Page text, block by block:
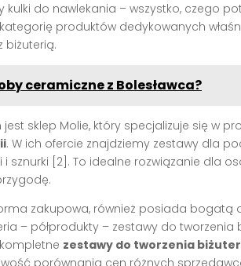
kulki do nawlekania – wszystko, czego
produktów dedykowanych
biżuterią.
ceramiczne z Bolesławca?
sklep Molie, który specjalizuje się w
. W ich ofercie znajdziemy zestawy dla
sznurki [2]. To idealne rozwiązanie dla
zakupowa, również posiada bogatą
– półprodukty – zestawy do tworzenia
zestawy do tworzenia